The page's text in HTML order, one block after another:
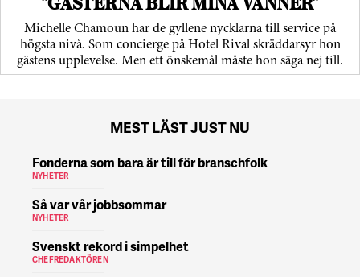
Michelle Chamoun har de gyllene nycklarna till service på
högsta nivå. Som concierge på Hotel Rival skräddarsyr hon
gästens upp­levelse. Men ett önskemål måste hon säga nej till.
MEST LÄST JUST NU
Fonderna som bara är till för branschfolk
NYHETER
Så var vår jobbsommar
NYHETER
Svenskt rekord i simpelhet
CHEFREDAKTÖREN